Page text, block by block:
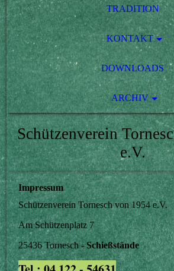
TRADITION
KONTAKT
DOWNLOADS
ARCHIV
Schützenverein
e.V.
Impressum
Schützenverein Tornesch von 1954 e.V.
Am Schützenplatz 7
25436 Tornesch -Schießstände